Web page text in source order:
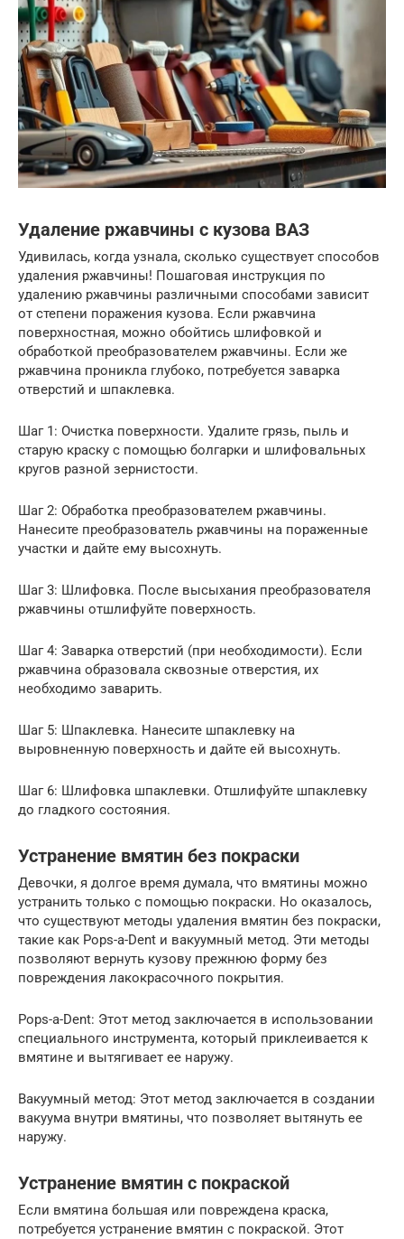
Удаление ржавчины с кузова ВАЗ
Удивилась, когда узнала, сколько существует способов
удаления ржавчины! Пошаговая инструкция по
удалению ржавчины различными способами зависит
от степени поражения кузова. Если ржавчина
поверхностная, можно обойтись шлифовкой и
обработкой преобразователем ржавчины. Если же
ржавчина проникла глубоко, потребуется заварка
отверстий и шпаклевка.
Шаг 1: Очистка поверхности. Удалите грязь, пыль и
старую краску с помощью болгарки и шлифовальных
кругов разной зернистости.
Шаг 2: Обработка преобразователем ржавчины.
Нанесите преобразователь ржавчины на пораженные
участки и дайте ему высохнуть.
Шаг 3: Шлифовка. После высыхания преобразователя
ржавчины отшлифуйте поверхность.
Шаг 4: Заварка отверстий (при необходимости). Если
ржавчина образовала сквозные отверстия, их
необходимо заварить.
Шаг 5: Шпаклевка. Нанесите шпаклевку на
выровненную поверхность и дайте ей высохнуть.
Шаг 6: Шлифовка шпаклевки. Отшлифуйте шпаклевку
до гладкого состояния.
Устранение вмятин без покраски
Девочки, я долгое время думала, что вмятины можно
устранить только с помощью покраски. Но оказалось,
что существуют методы удаления вмятин без покраски,
такие как Pops-a-Dent и вакуумный метод. Эти методы
позволяют вернуть кузову прежнюю форму без
повреждения лакокрасочного покрытия.
Pops-a-Dent: Этот метод заключается в использовании
специального инструмента, который приклеивается к
вмятине и вытягивает ее наружу.
Вакуумный метод: Этот метод заключается в создании
вакуума внутри вмятины, что позволяет вытянуть ее
наружу.
Устранение вмятин с покраской
Если вмятина большая или повреждена краска,
потребуется устранение вмятин с покраской. Этот